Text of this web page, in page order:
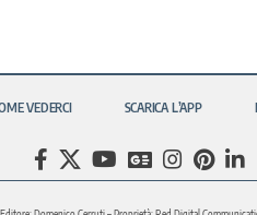
VEDERCI SCARICA L’APP